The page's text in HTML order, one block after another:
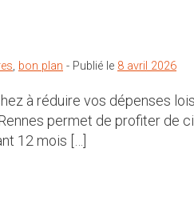
, bon plan - Publié le 8 avril 2026
à réduire vos dépenses
permet de profiter de
12 mois […]